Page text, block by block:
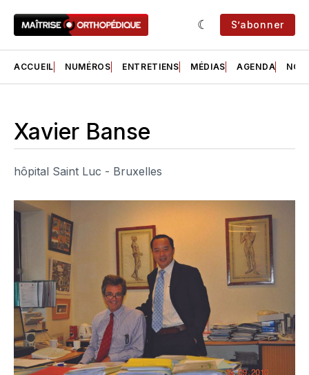
S’abonner
ACCUEIL NUMÉROS ENTRETIENS MÉDIAS AGENDA NOS
Xavier Banse
hôpital Saint Luc - Bruxelles